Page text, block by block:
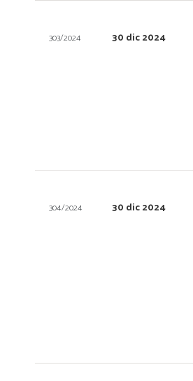
303/2024 30 dic 2024
304/2024 30 dic 2024